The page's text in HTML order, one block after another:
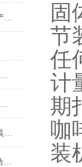
小袋50g孜然粉粉末自动包装机产品简介
铁粉1000克称重不锈钢粉末自动包装机产品简介
粉末三边封复合调料小袋自动包装机的工作原理
粉末200克背封红薯淀粉自动包装机厂家
长条圆角饮料冲剂1-10g粉末自动包装机生产商
固
节
任
计
期
咖
装